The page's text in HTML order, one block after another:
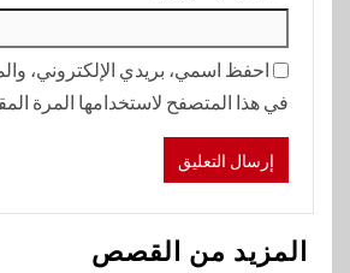
احفظ اسمي، بريدي الإلكتروني،
في هذا المتصفح لاستخدامها المرة
المزيد من القصص